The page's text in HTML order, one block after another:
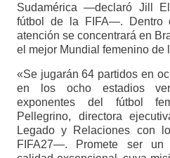
Sudamérica —declaró Jill
fútbol de la FIFA—. Dentro
atención se concentrará en
el mejor Mundial femenino de
«Se jugarán 64 partidos en
en los ocho estadios
exponentes del fútbol
Pellegrino, directora
Legado y Relaciones con
FIFA27—. Promete ser un